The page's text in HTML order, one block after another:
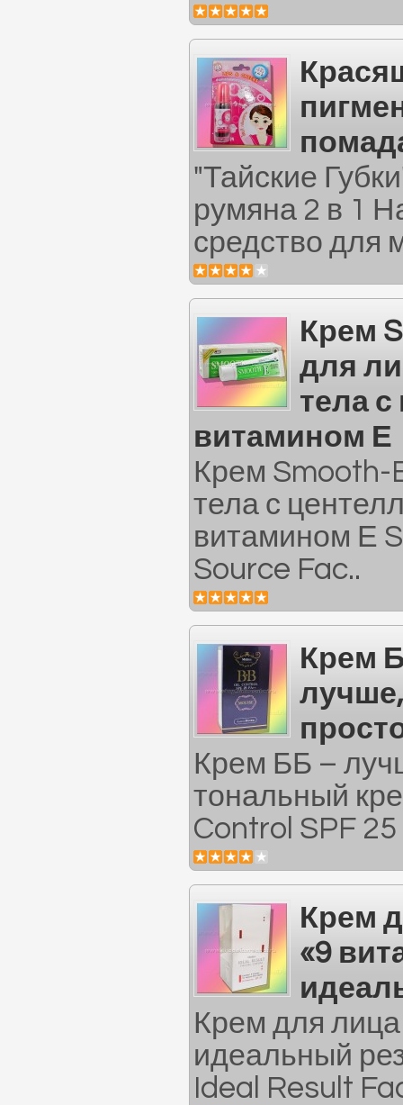
"Тайские
румяна 2 в 1
средство для
Крем
для
тела
витамином Е
Крем Smooth-
тела с
витамином Е
Source Fac..
Крем
Крем ББ –
тональный
Control SPF
Крем
«9
Крем для
идеальный
Ideal Result